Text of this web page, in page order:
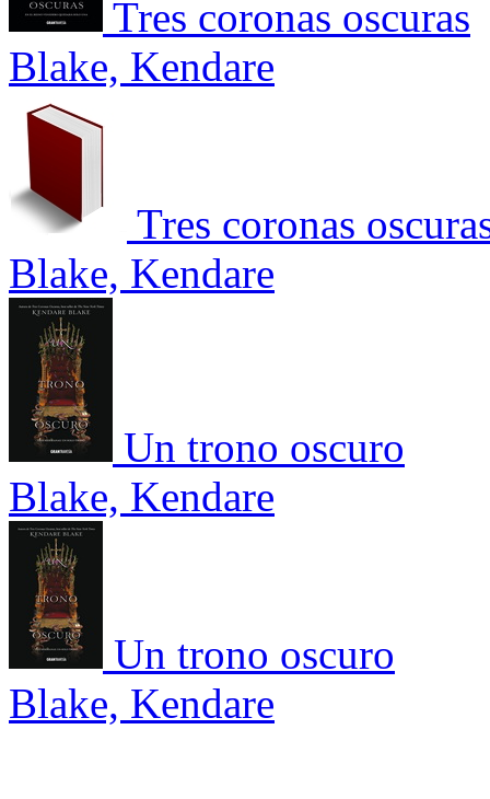
Tres coronas oscuras
Blake, Kendare
Tres coronas
Blake, Kendare
Un trono oscuro
Blake, Kendare
Un trono oscuro
Blake, Kendare